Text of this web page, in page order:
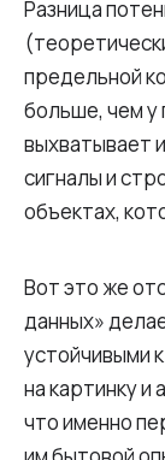
Разница
предельной
больше, чем у
выхватывает
сигналы и
объектах,
Вот это же
данных»
устойчивыми
на картинку
что именно